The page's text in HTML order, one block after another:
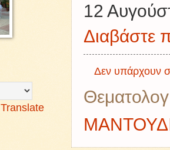
12
Διαβάστε
Δεν υπάρχουν
Translate